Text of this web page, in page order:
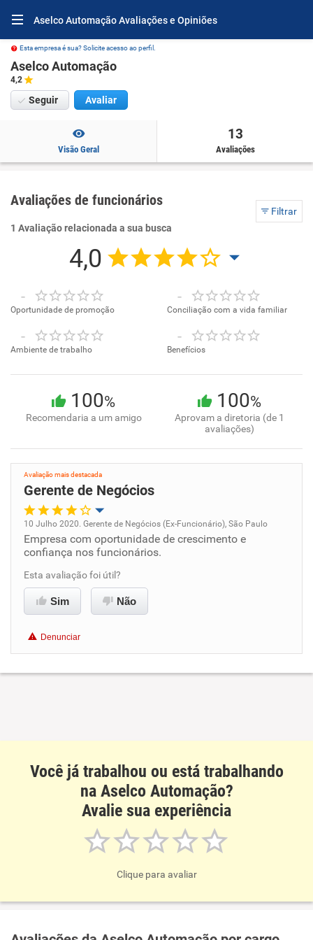
Aselco Automação Avaliações e Opiniões
Esta empresa é sua? Solicite acesso ao perfil.
Aselco Automação
4,2
Seguir Avaliar
Visão Geral
13
Avaliações
Avaliações de funcionários
Filtrar
1 Avaliação relacionada a sua busca
4,0
-
Oportunidade de promoção
-
Conciliação com a vida familiar
-
Ambiente de trabalho
-
Benefícios
100%
Recomendaria a um amigo
100%
Aprovam a diretoria (de 1
avaliações)
Avaliação mais destacada
Gerente de Negócios
Oportunidade de promoção
Ambiente de trabalho
Conciliação com a vida familiar
10 Julho 2020. Gerente de Negócios (Ex-Funcionário), São Paulo
Empresa com oportunidade de crescimento e
confiança nos funcionários.
Esta avaliação foi útil?
Sim Não
Denunciar
Você já trabalhou ou está trabalhando
na Aselco Automação?
Avalie sua experiência
Clique para avaliar